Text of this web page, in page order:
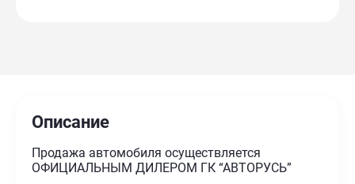
Описание
Продажа автомобиля осуществляется
ОФИЦИАЛЬНЫМ ДИЛЕРОМ ГК “АВТОРУСЬ”